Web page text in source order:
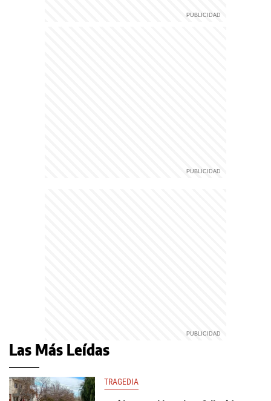
Las Más Leídas
TRAGEDIA